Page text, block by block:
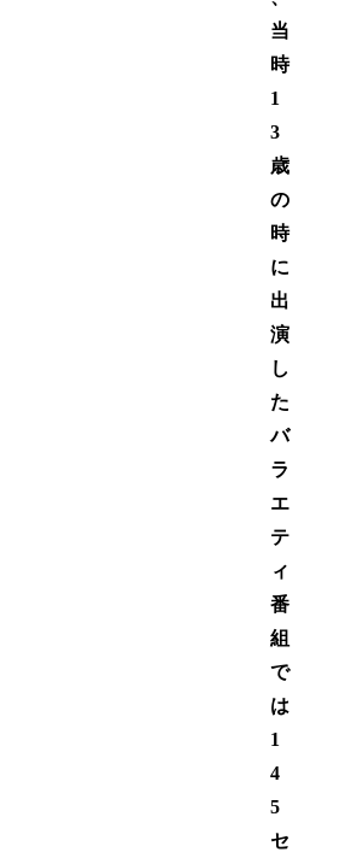
当
時
1
3
歳
の
時
に
出
演
し
た
バ
ラ
エ
テ
ィ
番
組
で
は
1
4
5
セ